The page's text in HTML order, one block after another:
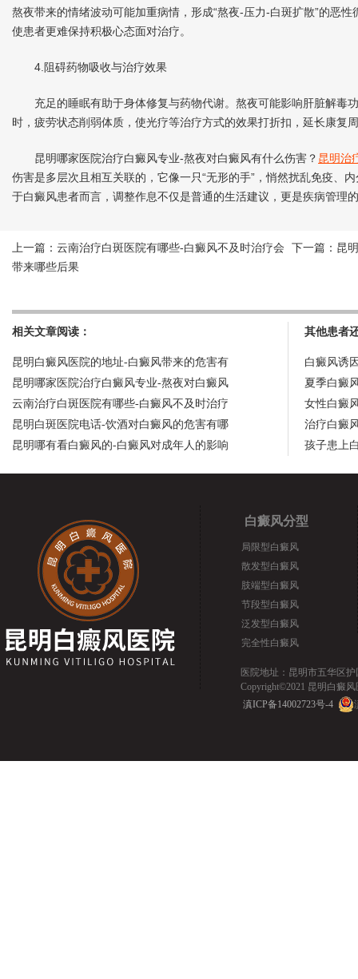
熬夜带来的情绪波动可能加重病情，形成“熬夜-压力-白斑扩散”的恶
使患者更难保持积极心态面对治疗。
4.阻碍药物吸收与治疗效果
充足的睡眠有助于身体修复与药物代谢。熬夜可能影响肝脏解毒
时，疲劳状态削弱体质，使光疗等治疗方式的效果打折扣，延长康复
昆明哪家医院治疗白癜风专业-熬夜对白癜风有什么伤害？ 昆明治
伤害是多层次且相互关联的，它像一只“无形的手”，悄然扰乱免疫、
于白癜风患者而言，调整作息不仅是普通的生活建议，更是疾病管理
上一篇： 云南治疗白斑医院有哪些-白癜风不及时治疗会
带来哪些后果
下一篇： 昆
相关文章阅读：
昆明白癜风医院的地址-白癜风带来的危害有
昆明哪家医院治疗白癜风专业-熬夜对白癜风
云南治疗白斑医院有哪些-白癜风不及时治疗
昆明白斑医院电话-饮酒对白癜风的危害有哪
昆明哪有看白癜风的-白癜风对成年人的影响
其他患者
白癜风诱
夏季白癜
女性白癜
治疗白癜
孩子患上
白癜风分型
局限型白癜风
散发型白癜风
肢端型白癜风
节段型白癜风
泛发型白癜风
完全性白癜风
医院地址：昆明市五华区护
Copyright©2021 昆明白癜风
滇ICP备14002723号-4